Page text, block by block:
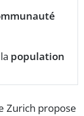
population
Zurich propose